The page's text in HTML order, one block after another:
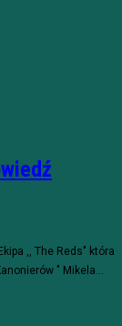
,, The Reds" która
" Mikela...